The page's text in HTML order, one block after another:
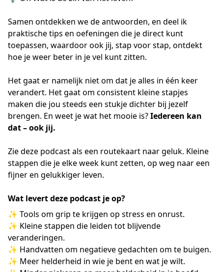
Samen ontdekken we de antwoorden, en deel ik
praktische tips en oefeningen die je direct kunt
toepassen, waardoor ook jij, stap voor stap, ontdekt
hoe je weer beter in je vel kunt zitten.
Het gaat er namelijk niet om dat je alles in één keer
verandert. Het gaat om consistent kleine stapjes
maken die jou steeds een stukje dichter bij jezelf
brengen. En weet je wat het mooie is?Iedereen kan
dat – ook jij.
Zie deze podcast als een routekaart naar geluk. Kleine
stappen die je elke week kunt zetten, op weg naar een
fijner en gelukkiger leven.
Wat levert deze podcast je op?
✨ Tools om grip te krijgen op stress en onrust.
✨ Kleine stappen die leiden tot blijvende
veranderingen.
✨ Handvatten om negatieve gedachten om te buigen.
✨ Meer helderheid in wie je bent en wat je wilt.